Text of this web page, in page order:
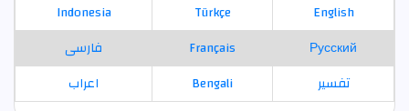
English
Türkçe
Indonesia
Русский
Français
فارسی
تفسير
Bengali اعراب